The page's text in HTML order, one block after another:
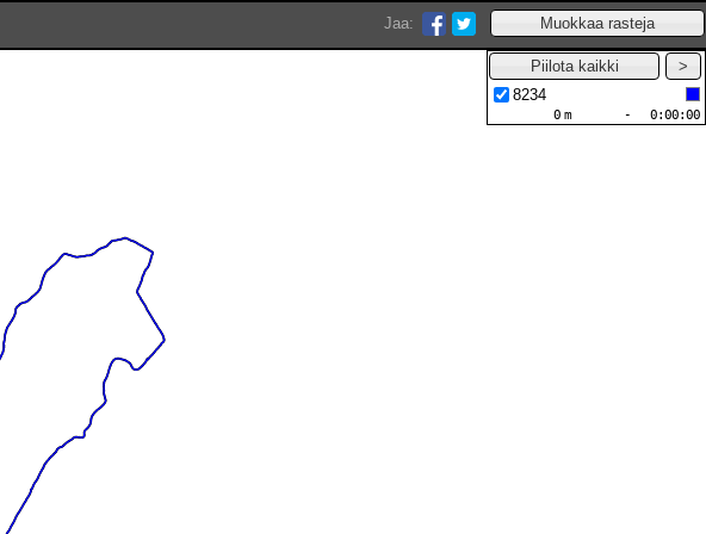
Jaa:
8234
0:00:00
-
0 m